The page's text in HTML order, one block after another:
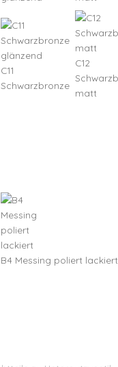
C11
Schwarzbronze
C12
matt
B4 Messing poliert lackiert